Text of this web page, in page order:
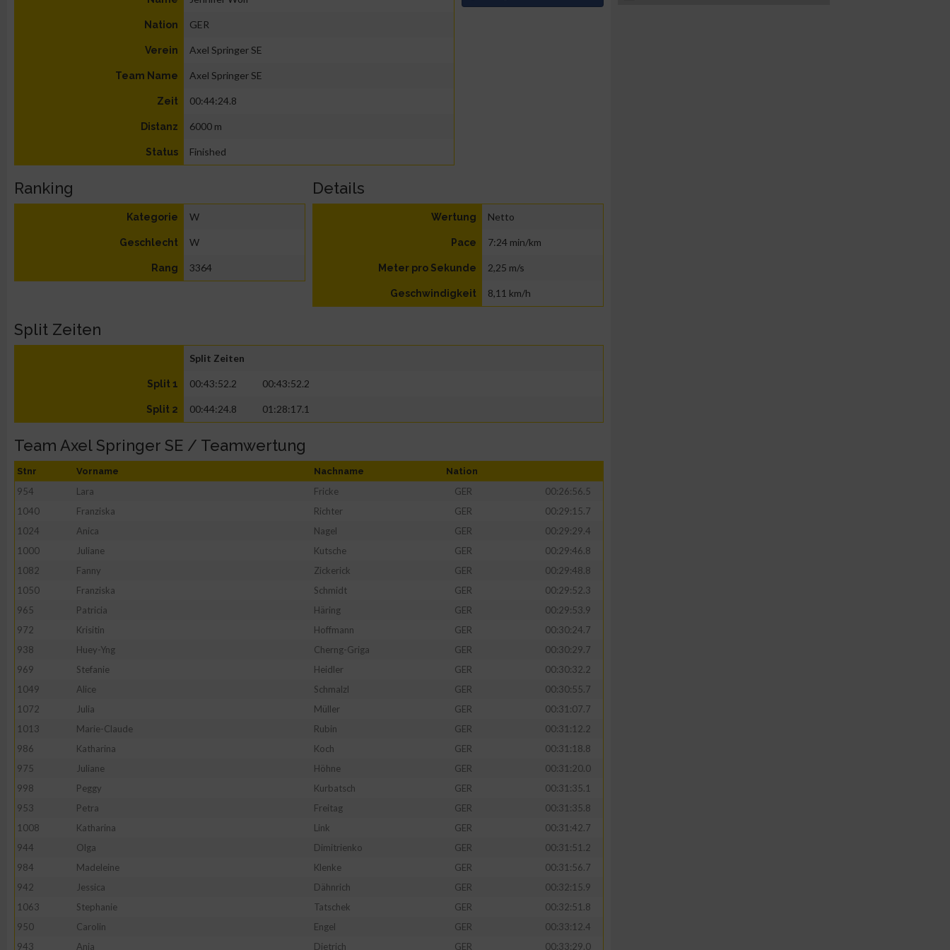
Nation GER
Verein Axel Springer SE
Team Name Axel Springer SE
Zeit 00:44:24.8
Distanz 6000 m
Status Finished
Ranking
Kategorie W
Geschlecht W
Rang 3364
Details
Wertung Netto
Pace 7:24 min/km
Meter pro Sekunde 2,25 m/s
Geschwindigkeit 8,11 km/h
Split Zeiten
Split Zeiten
Split 1 00:43:52.2 00:43:52.2
Split 2 00:44:24.8 01:28:17.1
Team Axel Springer SE / Teamwertung
Stnr Vorname Nachname Nation
954 Lara Fricke GER
00:26:56.5
1040
Franziska Richter GER
00:29:15.7
1024
Anica Nagel GER
00:29:29.4
1000
Juliane Kutsche GER
00:29:46.8
1082
Fanny Zickerick GER
00:29:48.8
1050
Franziska Schmidt GER
00:29:52.3
965
Patricia Häring GER
00:29:53.9
972
Krisitin Hoffmann GER
00:30:24.7
938
Huey-Yng Cherng-Griga GER
00:30:29.7
969
Stefanie Heidler GER
00:30:32.2
1049
Alice Schmalzl GER
00:30:55.7
1072
Julia Müller GER
00:31:07.7
1013
Marie-Claude Rubin GER
00:31:12.2
986
Katharina Koch GER
00:31:18.8
975
Juliane Höhne GER
00:31:20.0
998
Peggy Kurbatsch GER
00:31:35.1
953
Petra Freitag GER
00:31:35.8
1008
Katharina Link GER
00:31:42.7
944
Olga Dimitrienko GER
00:31:51.2
984
Madeleine Klenke GER
00:31:56.7
942
Jessica Dähnrich GER
00:32:15.9
1063
Stephanie Tatschek GER
00:32:51.8
950
Carolin Engel GER
00:33:12.4
943
Anja Dietrich GER
00:33:29.0